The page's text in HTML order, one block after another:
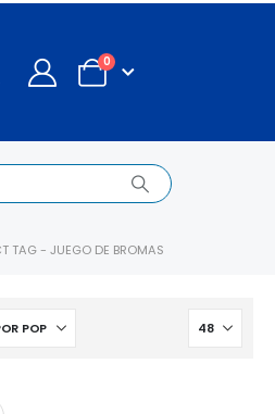
0
TAG - JUEGO DE BROMAS